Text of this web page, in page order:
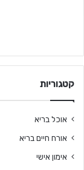
קטגוריות
אוכל בריא
אורח חיים בריא
אימון אישי